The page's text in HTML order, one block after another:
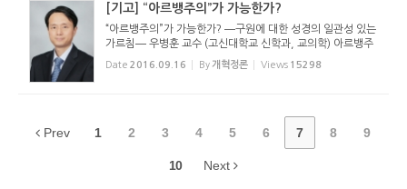
[기고] “아르뱅주의”가 가능한가?
“아르뱅주의”가 가능한가? ―구원에 대한 성경의 일관성 있는
가르침― 우병훈 교수 (고신대학교 신학과, 교의학) 아르뱅주
의? 칼뱅주의는 “하나님께서 선택하신 사람은 반드시 구원 받
기 때문에 한번 구원은 영원한 구원이다.”라고 가...
Date 2016.09.16 By 개혁정론 Views 15298
Prev 1 2 3 4 5 6 7 8 9
10 Next